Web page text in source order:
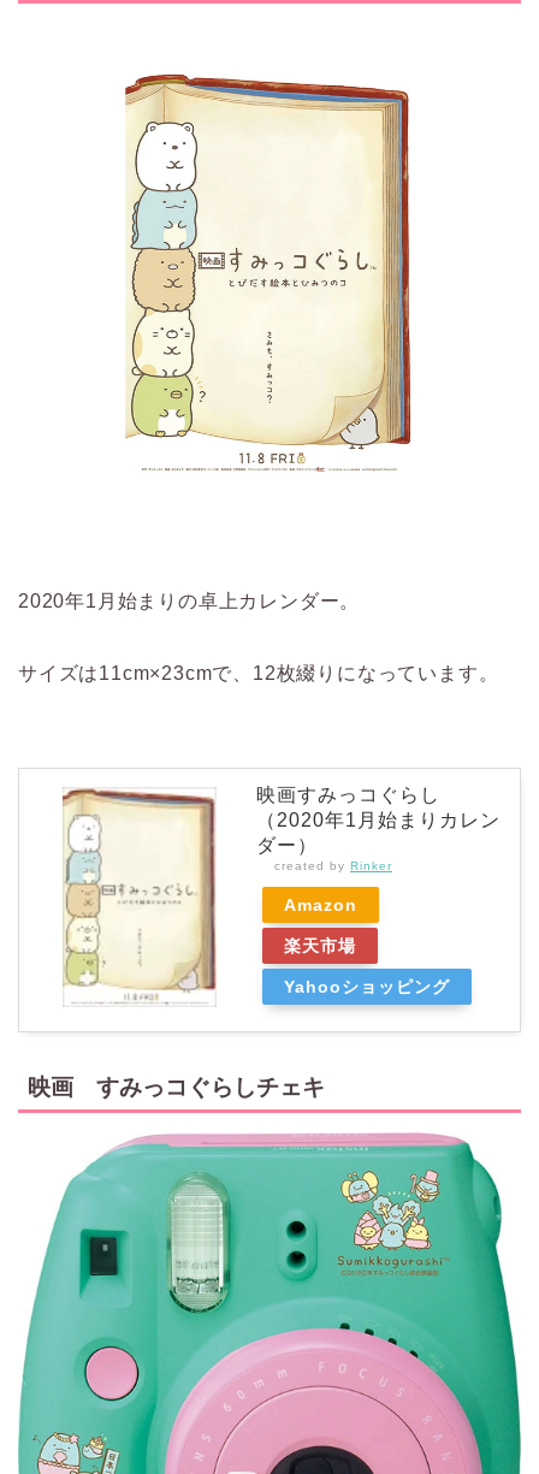
2020年1月始まりの卓上カレンダー。
サイズは11cm×23cmで、12枚綴りになっています。
映画すみっコぐらし
（2020年1月始まりカレン
ダー）
created by Rinker
Amazon
楽天市場
Yahooショッピング
映画 すみっコぐらしチェキ